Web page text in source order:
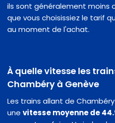
ils sont généralement moins
que vous choisissiez le tarif
au moment de l'achat.
À quelle vitesse les
Chambéry à Genève
Les trains allant de
une vitesse moyenne de